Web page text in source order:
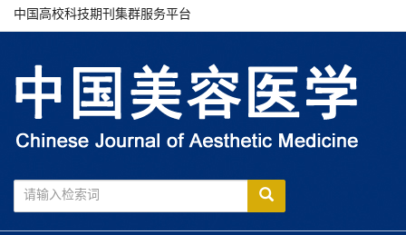
中国高校科技期刊集群服务平台